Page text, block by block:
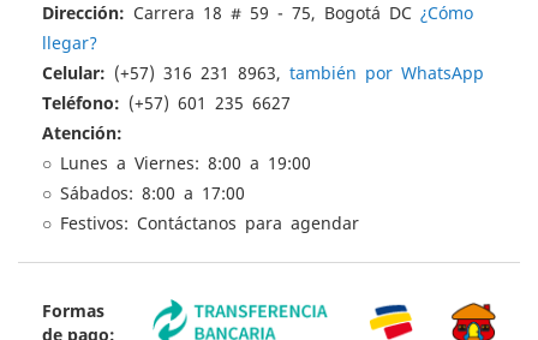
Dirección: Carrera 18 # 59 - 75, Bogotá DC ¿Cómo
llegar?
Celular: (+57) 316 231 8963, también por WhatsApp
Teléfono: (+57) 601 235 6627
Atención:
○ Lunes a Viernes: 8:00 a 19:00
○ Sábados: 8:00 a 17:00
○ Festivos: Contáctanos para agendar
Formas
de pago: